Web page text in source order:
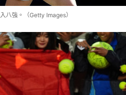
八強。（Getty Images）